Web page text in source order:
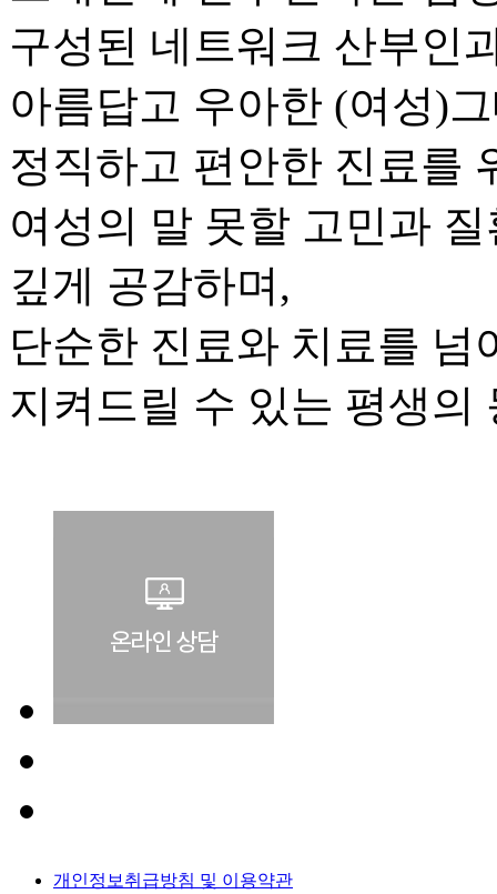
구성된 네트워크 산부인
아름답고 우아한 (여성)
정직하고 편안한 진료를
여성의 말 못할 고민과
깊게 공감하며,
단순한 진료와 치료를
지켜드릴 수 있는 평생의
개인정보취급방침 및 이용약관